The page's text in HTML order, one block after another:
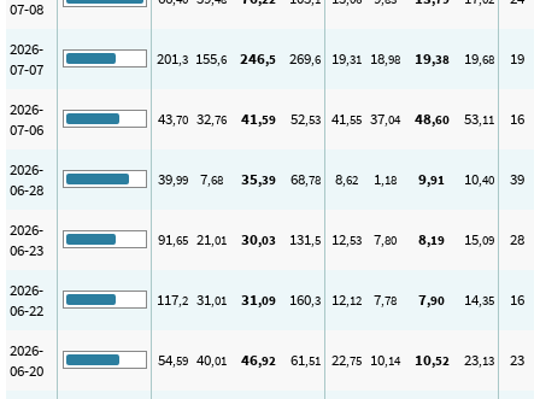
07-08
2026-
07-07
201,3 155,6 246,5 269,6 19,31 18,98 19,38 19,68 19
2026-
07-06
43,70 32,76 41,59 52,53 41,55 37,04 48,60 53,11 16
2026-
06-28
39,99 7,68 35,39 68,78 8,62 1,18 9,91 10,40 39
2026-
06-23
91,65 21,01 30,03 131,5 12,53 7,80 8,19 15,09 28
2026-
06-22
117,2 31,01 31,09 160,3 12,12 7,78 7,90 14,35 16
2026-
06-20
54,59 40,01 46,92 61,51 22,75 10,14 10,52 23,13 23